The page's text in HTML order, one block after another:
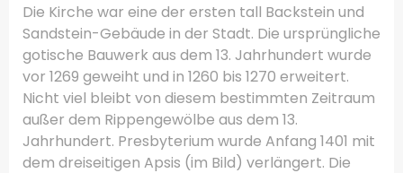
Die Kirche war eine der ersten tall Backstein und
Sandstein-Gebäude in der Stadt. Die ursprüngliche
gotische Bauwerk aus dem 13. Jahrhundert wurde
vor 1269 geweiht und in 1260 bis 1270 erweitert.
Nicht viel bleibt von diesem bestimmten Zeitraum
außer dem Rippengewölbe aus dem 13.
Jahrhundert. Presbyterium wurde Anfang 1401 mit
dem dreiseitigen Apsis (im Bild) verlängert. Die